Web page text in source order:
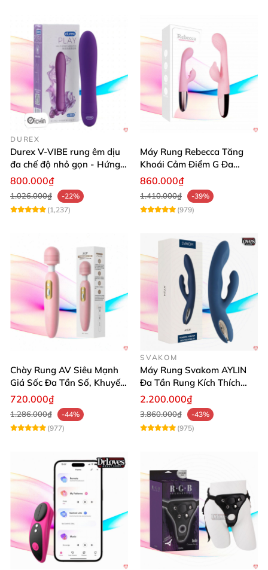
DUREX
Durex V-VIBE rung êm dịu
đa chế độ nhỏ gọn - Hứng
khởi từng phút
800.000₫
1.026.000₫
-22%
(1,237)
Máy Rung Rebecca Tăng
Khoái Cảm Điểm G Đa
Năng Siêu Mạnh
860.000₫
1.410.000₫
-39%
(979)
Chày Rung AV Siêu Mạnh
Giá Sốc Đa Tần Số, Khuyến
Mãi
720.000₫
1.286.000₫
-44%
(977)
SVAKOM
Máy Rung Svakom AYLIN
Đa Tần Rung Kích Thích
Mạnh Mẽ
2.200.000₫
3.860.000₫
-43%
(975)